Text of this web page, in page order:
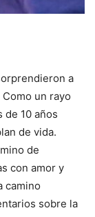
a
Como un rayo
de 10 años
de vida.
de
con amor y
camino
sobre la